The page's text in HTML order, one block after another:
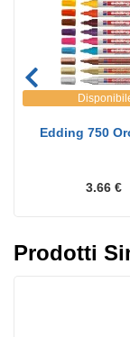
Edding 750
3.66 €
Prodotti